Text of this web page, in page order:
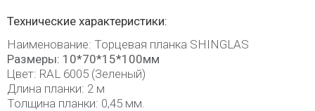
Технические характеристики:
Наименование: Торцевая планка SHINGLAS
Размеры: 10*70*15*100мм
Цвет: RAL 6005 (Зеленый)
Длина планки: 2 м
Толщина планки: 0,45 мм.